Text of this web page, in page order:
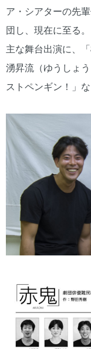
ア・シアターの先
団し、現在に至る。
主な舞台出演に、
湧昇流（ゆうしょ
ストペンギン！」な